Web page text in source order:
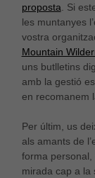
proposta . Si
les muntanyes
vostra
Mountain
uns butlletins
amb la gestió
en recomanem
Per últim, us
als amants de
forma personal,
mirada cap a la